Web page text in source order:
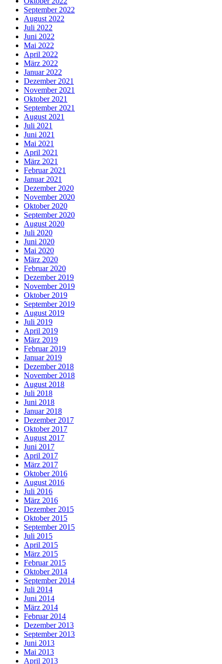
September 2022
August 2022
Juli 2022
Juni 2022
Mai 2022
April 2022
März 2022
Januar 2022
Dezember 2021
November 2021
Oktober 2021
September 2021
August 2021
Juli 2021
Juni 2021
Mai 2021
April 2021
März 2021
Februar 2021
Januar 2021
Dezember 2020
November 2020
Oktober 2020
September 2020
August 2020
Juli 2020
Juni 2020
Mai 2020
März 2020
Februar 2020
Dezember 2019
November 2019
Oktober 2019
September 2019
August 2019
Juli 2019
April 2019
März 2019
Februar 2019
Januar 2019
Dezember 2018
November 2018
August 2018
Juli 2018
Juni 2018
Januar 2018
Dezember 2017
Oktober 2017
August 2017
Juni 2017
April 2017
März 2017
Oktober 2016
August 2016
Juli 2016
März 2016
Dezember 2015
Oktober 2015
September 2015
Juli 2015
April 2015
März 2015
Februar 2015
Oktober 2014
September 2014
Juli 2014
Juni 2014
März 2014
Februar 2014
Dezember 2013
September 2013
Juni 2013
Mai 2013
April 2013